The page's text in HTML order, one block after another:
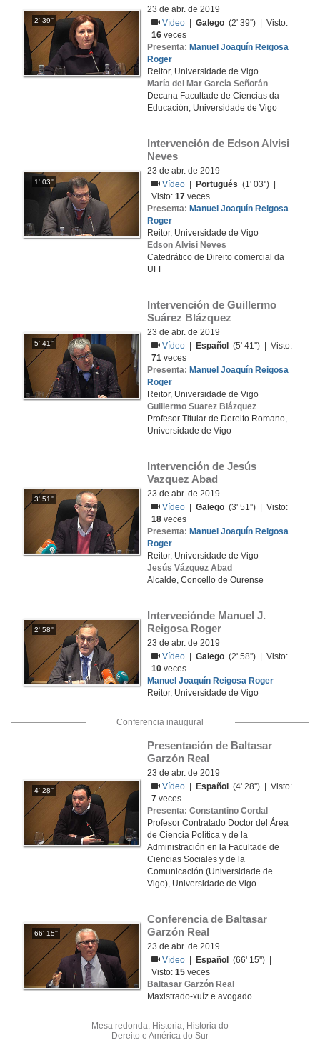
2' 39''
23 de abr. de 2019
Vídeo
|Galego (2' 39'') | Visto:
16 veces
Presenta: Manuel Joaquín Reigosa
Roger
Reitor, Universidade de Vigo
María del Mar García Señorán
Decana Facultade de Ciencias da
Educación, Universidade de Vigo
1' 03''
Intervención de Edson Alvisi
Neves
23 de abr. de 2019
Vídeo
Portugués (1' 03'') |
Visto:17 veces
Presenta: Manuel Joaquín Reigosa
Roger
Reitor, Universidade de Vigo
Edson Alvisi Neves
Catedrático de Direito comercial da
UFF
5' 41''
Intervención de Guillermo
Suárez Blázquez
23 de abr. de 2019
Vídeo
Español
(5' 41'') | Visto:
71 veces
Presenta: Manuel Joaquín Reigosa
Roger
Reitor, Universidade de Vigo
Guillermo Suarez Blázquez
Profesor Titular de Dereito Romano,
Universidade de Vigo
3' 51''
Intervención de Jesús
Vazquez Abad
23 de abr. de 2019
Vídeo
|Galego (3' 51'') | Visto:
18 veces
Presenta: Manuel Joaquín Reigosa
Roger
Reitor, Universidade de Vigo
Jesús Vázquez Abad
Alcalde, Concello de Ourense
2' 58''
Interveciónde Manuel J.
Reigosa Roger
23 de abr. de 2019
Vídeo
|Galego (2' 58'') | Visto:
10 veces
Manuel Joaquín Reigosa Roger
Reitor, Universidade de Vigo
Conferencia inaugural
4' 28''
Presentación de Baltasar
Garzón Real
23 de abr. de 2019
Vídeo
Español
(4' 28'') | Visto:
7 veces
Presenta: Constantino Cordal
Profesor Contratado Doctor del Área
de Ciencia Política y de la
Administración en la Facultade de
Ciencias Sociales y de la
Comunicación (Universidade de
Vigo), Universidade de Vigo
66' 15''
Conferencia de Baltasar
Garzón Real
23 de abr. de 2019
Vídeo
Español
(66' 15'') |
Visto:15 veces
Baltasar Garzón Real
Maxistrado-xuíz e avogado
Mesa redonda: Historia, Historia do
Dereito e América do Sur